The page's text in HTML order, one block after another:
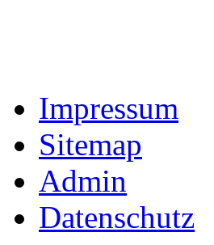
Impressum
Sitemap
Admin
Datenschutz